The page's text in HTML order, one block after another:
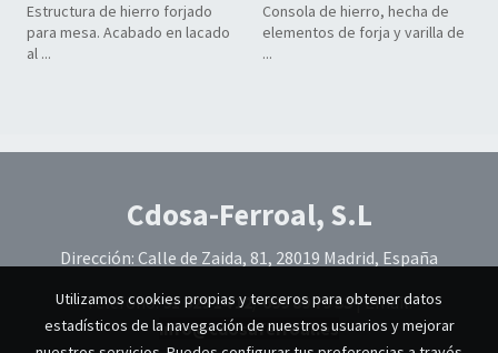
Estructura de hierro forjado
para mesa. Acabado en lacado
al ...
Consola de hierro, hecha de
elementos de forja y varilla de
...
Cdosa-Ferroal, S.L
Dirección: Calle de Zaida, 81, 28019 Madrid, España
Teléfono:91 329 14 12/699 89 79 33|Email:
info@cdosaferroal.es
Utilizamos cookies propias y terceros para obtener datos
estadísticos de la navegación de nuestros usuarios y mejorar